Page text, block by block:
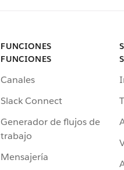
FUNCIONES
FUNCIONES
Canales
Slack Connect
Generador de flujos de
trabajo
Mensajería